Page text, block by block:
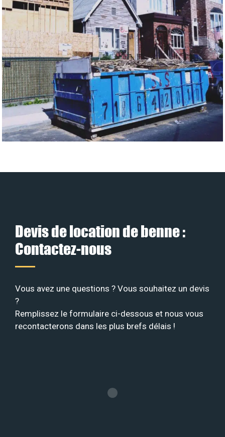
Devis de location de benne :
Contactez-nous
Vous avez une questions ? Vous souhaitez un devis
?
Remplissez le formulaire ci-dessous et nous vous
recontacterons dans les plus brefs délais !